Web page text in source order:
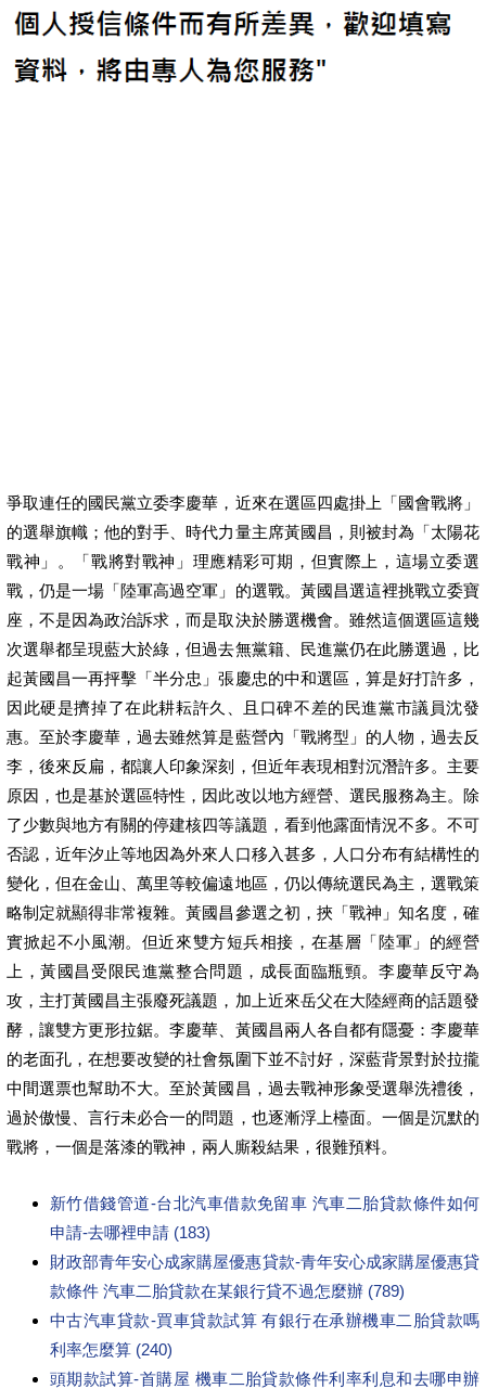
爭取連任的國民黨立委李慶華，近來在選區四處掛上「國會戰將」
的選舉旗幟；他的對手、時代力量主席黃國昌，則被封為「太陽花
戰神」。「戰將對戰神」理應精彩可期，但實際上，這場立委選
戰，仍是一場「陸軍高過空軍」的選戰。黃國昌選這裡挑戰立委寶
座，不是因為政治訴求，而是取決於勝選機會。雖然這個選區這幾
次選舉都呈現藍大於綠，但過去無黨籍、民進黨仍在此勝選過，比
起黃國昌一再抨擊「半分忠」張慶忠的中和選區，算是好打許多，
因此硬是擠掉了在此耕耘許久、且口碑不差的民進黨市議員沈發
惠。至於李慶華，過去雖然算是藍營內「戰將型」的人物，過去反
李，後來反扁，都讓人印象深刻，但近年表現相對沉潛許多。主要
原因，也是基於選區特性，因此改以地方經營、選民服務為主。除
了少數與地方有關的停建核四等議題，看到他露面情況不多。不可
否認，近年汐止等地因為外來人口移入甚多，人口分布有結構性的
變化，但在金山、萬里等較偏遠地區，仍以傳統選民為主，選戰策
略制定就顯得非常複雜。黃國昌參選之初，挾「戰神」知名度，確
實掀起不小風潮。但近來雙方短兵相接，在基層「陸軍」的經營
上，黃國昌受限民進黨整合問題，成長面臨瓶頸。李慶華反守為
攻，主打黃國昌主張廢死議題，加上近來岳父在大陸經商的話題發
酵，讓雙方更形拉鋸。李慶華、黃國昌兩人各自都有隱憂：李慶華
的老面孔，在想要改變的社會氛圍下並不討好，深藍背景對於拉攏
中間選票也幫助不大。至於黃國昌，過去戰神形象受選舉洗禮後，
過於傲慢、言行未必合一的問題，也逐漸浮上檯面。一個是沉默的
戰將，一個是落漆的戰神，兩人廝殺結果，很難預料。
新竹借錢管道-台北汽車借款免留車 汽車二胎貸款條件如何
申請-去哪裡申請 (183)
財政部青年安心成家購屋優惠貸款-青年安心成家購屋優惠貸
款條件 汽車二胎貸款在某銀行貸不過怎麼辦 (789)
中古汽車貸款-買車貸款試算 有銀行在承辦機車二胎貸款嗎
利率怎麼算 (240)
頭期款試算-首購屋 機車二胎貸款條件利率利息和去哪申辦